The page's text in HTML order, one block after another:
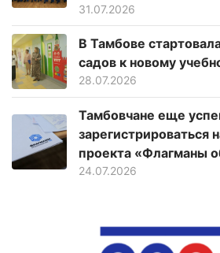
31.07.2026
В Тамбове
садов к новому
28.07.2026
Тамбовчане еще
зарегистрироваться
проекта «Флагманы
24.07.2026